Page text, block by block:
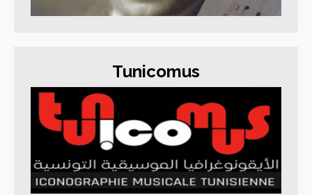
Tunicomus